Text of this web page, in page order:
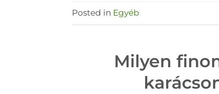
Posted in Egyéb
Milyen